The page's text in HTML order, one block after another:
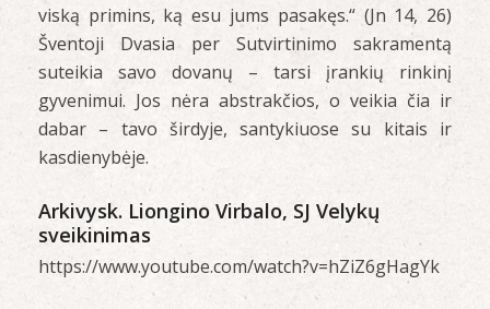
viską primins, ką esu jums pasakęs.“ (Jn 14, 26)
Šventoji Dvasia per Sutvirtinimo sakramentą
suteikia savo dovanų – tarsi įrankių rinkinį
gyvenimui. Jos nėra abstrakčios, o veikia čia ir
dabar – tavo širdyje, santykiuose su kitais ir
kasdienybėje.
Arkivysk. Liongino Virbalo, SJ Velykų
sveikinimas
https://www.youtube.com/watch?v=hZiZ6gHagYk